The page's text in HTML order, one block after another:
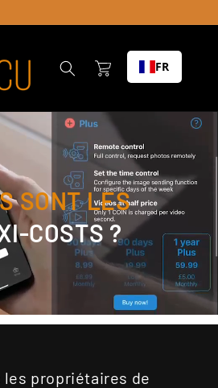
Chariot FR
SONT LES
COSTS ?
les propriétaires de